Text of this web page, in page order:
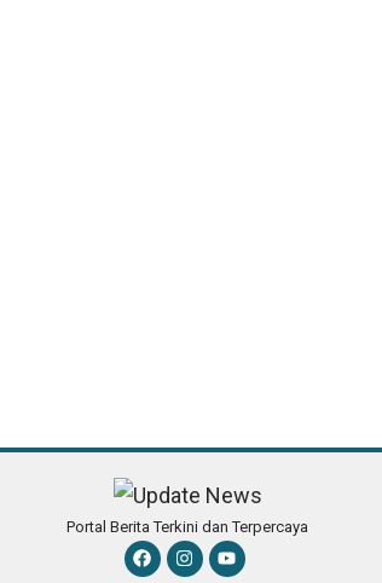
Portal Berita Terkini dan Terpercaya